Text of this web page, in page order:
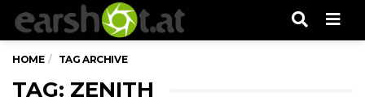
HOME TAG ARCHIVE
TAG: ZENITH